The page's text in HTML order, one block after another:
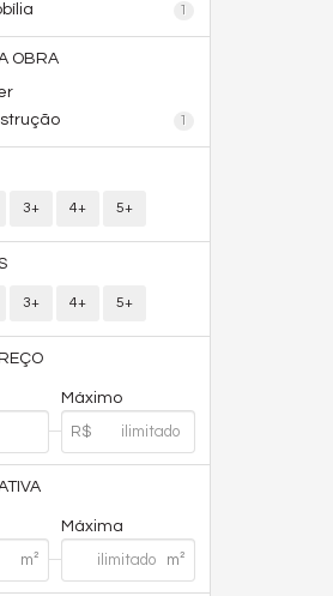
1
OBRA
1
3+ 4+ 5+
3+ 4+ 5+
Máximo
Máxima